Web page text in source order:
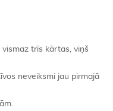
trīs kārtas, viņš
neveiksmi jau pirmajā